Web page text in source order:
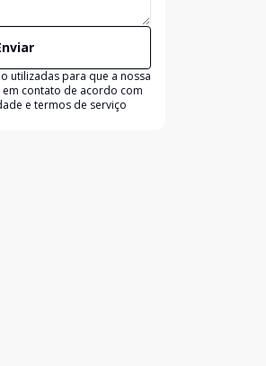
utilizadas para que a nossa
contato de acordo com
e termos de serviço